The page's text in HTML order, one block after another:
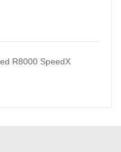
R8000 SpeedX